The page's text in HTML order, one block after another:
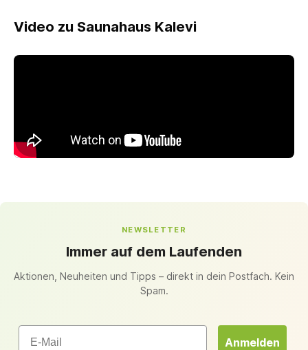
Video zu Saunahaus Kalevi
NEWSLETTER
Immer auf dem Laufenden
Aktionen, Neuheiten und Tipps – direkt in dein Postfach. Kein
Spam.
Email
Anmelden